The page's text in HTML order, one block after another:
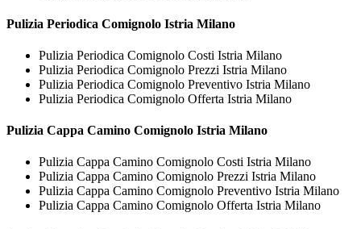
Pulizia Periodica Comignolo Istria Milano
Pulizia Periodica Comignolo Costi Istria Milano
Pulizia Periodica Comignolo Prezzi Istria Milano
Pulizia Periodica Comignolo Preventivo Istria Milano
Pulizia Periodica Comignolo Offerta Istria Milano
Pulizia Cappa Camino Comignolo Istria Milano
Pulizia Cappa Camino Comignolo Costi Istria Milano
Pulizia Cappa Camino Comignolo Prezzi Istria Milano
Pulizia Cappa Camino Comignolo Preventivo Istria Milano
Pulizia Cappa Camino Comignolo Offerta Istria Milano